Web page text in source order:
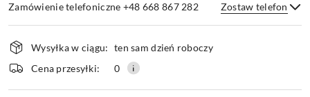
Zamówienie telefoniczne +48 668 867 282 Zostaw telefon
Wyślij
Dostępność
i
dostawa
Wysyłka w ciągu: ten sam dzień roboczy
Cena przesyłki:
0